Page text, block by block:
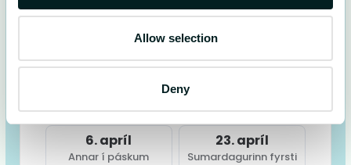
Allow selection
Deny
Lögbundnir frídagar:
1. janúar
6. apríl
Annar í páskum
23. apríl
Sumardagurinn fyrsti